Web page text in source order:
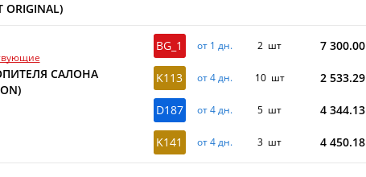
САЛОНА
BG_1 от 1 дн. 2 шт 7 300.00
K113 от 4 дн. 10 шт 2 533.29
D187 от 4 дн. 5 шт 4 344.13
K141 от 4 дн. 3 шт 4 450.18